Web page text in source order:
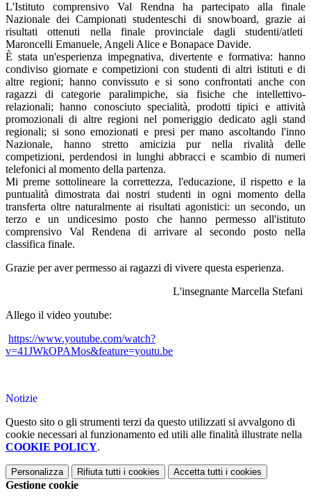
L'Istituto comprensivo Val Rendna ha partecipato alla finale
Nazionale dei Campionati studenteschi di snowboard, grazie ai
risultati ottenuti nella finale provinciale dagli studenti/atleti
Maroncelli Emanuele, Angeli Alice e Bonapace Davide.
È stata un'esperienza impegnativa, divertente e formativa: hanno
condiviso giornate e competizioni con studenti di altri istituti e di
altre regioni; hanno convissuto e si sono confrontati anche con
ragazzi di categorie paralimpiche, sia fisiche che intellettivo-
relazionali; hanno conosciuto specialità, prodotti tipici e attività
promozionali di altre regioni nel pomeriggio dedicato agli stand
regionali; si sono emozionati e presi per mano ascoltando l'inno
Nazionale, hanno stretto amicizia pur nella rivalità delle
competizioni, perdendosi in lunghi abbracci e scambio di numeri
telefonici al momento della partenza.
Mi preme sottolineare la correttezza, l'educazione, il rispetto e la
puntualità dimostrata dai nostri studenti in ogni momento della
transferta oltre naturalmente ai risultati agonistici: un secondo, un
terzo e un undicesimo posto che hanno permesso all'istituto
comprensivo Val Rendena di arrivare al secondo posto nella
classifica finale.
Grazie per aver permesso ai ragazzi di vivere questa esperienza.
L'insegnante Marcella Stefani
Allego il video youtube:
https://www.youtube.com/watch?
v=41JWkOPAMos&feature=youtu.be
Notizie
Questo sito o gli strumenti terzi da questo utilizzati si avvalgono di
cookie necessari al funzionamento ed utili alle finalità illustrate nella
COOKIE POLICY.
Personalizza Rifiuta tutti i cookies Accetta tutti i cookies
Gestione cookie